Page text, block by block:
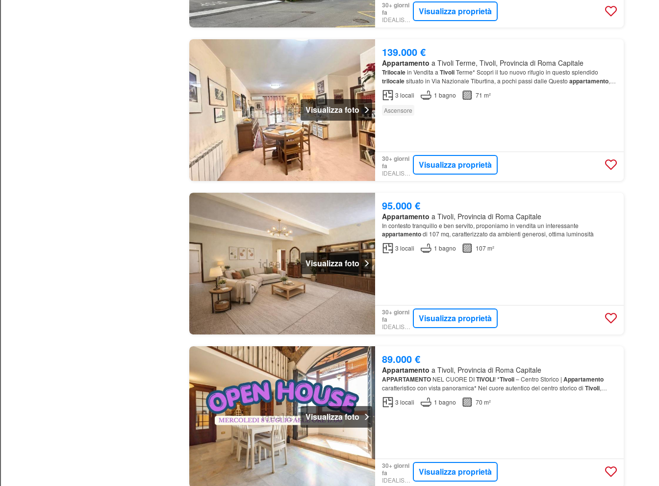
30+ giorni
fa
IDEALISTA.IT
Visualizza proprietà
Visualizza foto
139.000 €
Appartamento a Tivoli Terme, Tivoli, Provincia di Roma Capitale
Trilocalein Vendita a TivoliTerme* Scopri il tuo nuovo rifugio in questo splendido
trilocalesituato in Via Nazionale Tiburtina, a pochi passi dalle Questo appartamento, al
secondo piano con ascensore, è pronto per essere a…
3 locali 1 bagno
71 m²
Ascensore
30+ giorni
fa
IDEALISTA.IT
Visualizza proprietà
Visualizza foto
95.000 €
Appartamento a Tivoli, Provincia di Roma Capitale
In contesto tranquillo e ben servito, proponiamo in vendita un interessante
appartamentodi 107 mq, caratterizzato da ambienti generosi, ottima luminosità
3 locali 1 bagno 107 m²
30+ giorni
fa
IDEALISTA.IT
Visualizza proprietà
Visualizza foto
89.000 €
Appartamento a Tivoli, Provincia di Roma Capitale
APPARTAMENTONEL CUORE DITIVOLI! *Tivoli– Centro Storico | Appartamento
caratteristico con vista panoramica* Nel cuore autentico del centro storico di Tivoli,
proponiamo in vendita un…
3 locali 1 bagno 70 m²
30+ giorni
fa
IDEALISTA.IT
Visualizza proprietà